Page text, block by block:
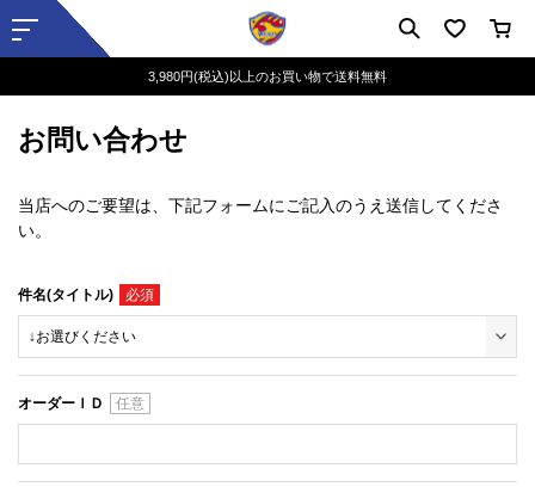
3,980円(税込)以上のお買い物で送料無料
お問い合わせ
当店へのご要望は、下記フォームにご記入のうえ送信してくださ
い。
件名(タイトル)
オーダーＩＤ